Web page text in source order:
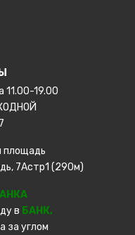
11.00-19.00
площадь
7Астр1 (290м)
в БАНК,
за углом